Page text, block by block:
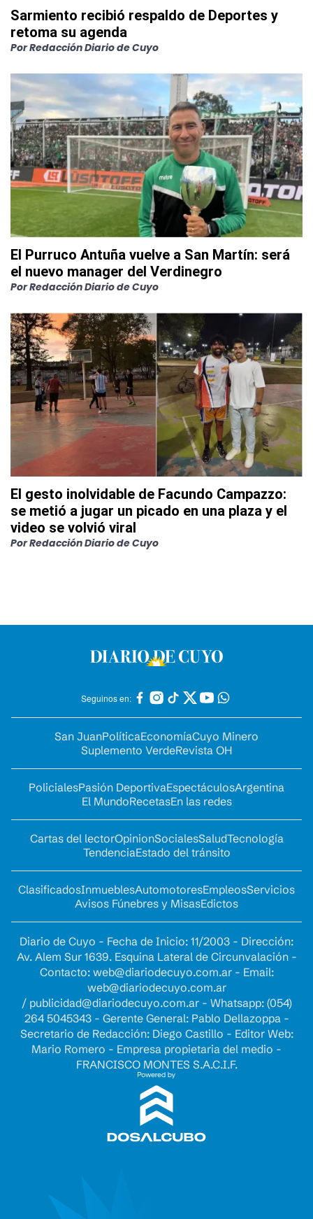
Sarmiento recibió respaldo de Deportes y
retoma su agenda
PorRedacción Diario de Cuyo
El Purruco Antuña vuelve a San Martín: será
el nuevo manager del Verdinegro
PorRedacción Diario de Cuyo
El gesto inolvidable de Facundo Campazzo:
se metió a jugar un picado en una plaza y el
video se volvió viral
PorRedacción Diario de Cuyo
Seguinos en:
San JuanPolíticaEconomíaCuyo Minero
Suplemento VerdeRevista OH
PolicialesPasión DeportivaEspectáculosArgentina
El MundoRecetasEn las redes
Cartas del lectorOpinionSocialesSaludTecnología
TendenciaEstado del tránsito
ClasificadosInmueblesAutomotoresEmpleosServicios
Avisos Fúnebres y MisasEdictos
Diario de Cuyo - Fecha de Inicio: 11/2003 - Dirección:
Av. Alem Sur 1639. Esquina Lateral de Circunvalación -
Contacto: web@diariodecuyo.com.ar- Email:
web@diariodecuyo.com.ar
/ publicidad@diariodecuyo.com.ar- Whatsapp: (054)
264 5045343 - Gerente General: Pablo Dellazoppa -
Secretario de Redacción: Diego Castillo - Editor Web:
Mario Romero - Empresa propietaria del medio -
FRANCISCO MONTES S.A.C.I.F.